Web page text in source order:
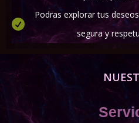
Podras explorar tus
segura y